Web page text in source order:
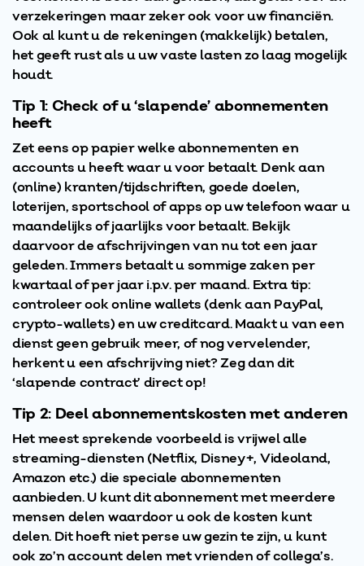
verzekeringen maar zeker ook voor uw financiën.
Ook al kunt u de rekeningen (makkelijk) betalen,
het geeft rust als u uw vaste lasten zo laag mogelijk
houdt.
Tip 1: Check of u ‘slapende’ abonnementen
heeft
Zet eens op papier welke abonnementen en
accounts u heeft waar u voor betaalt. Denk aan
(online) kranten/tijdschriften, goede doelen,
loterijen, sportschool of apps op uw telefoon waar u
maandelijks of jaarlijks voor betaalt. Bekijk
daarvoor de afschrijvingen van nu tot een jaar
geleden. Immers betaalt u sommige zaken per
kwartaal of per jaar i.p.v. per maand. Extra tip:
controleer ook online wallets (denk aan PayPal,
crypto-wallets) en uw creditcard. Maakt u van een
dienst geen gebruik meer, of nog vervelender,
herkent u een afschrijving niet? Zeg dan dit
‘slapende contract’ direct op!
Tip 2: Deel abonnementskosten met anderen
Het meest sprekende voorbeeld is vrijwel alle
streaming-diensten (Netflix, Disney+, Videoland,
Amazon etc.) die speciale abonnementen
aanbieden. U kunt dit abonnement met meerdere
mensen delen waardoor u ook de kosten kunt
delen. Dit hoeft niet perse uw gezin te zijn, u kunt
ook zo’n account delen met vrienden of collega’s.